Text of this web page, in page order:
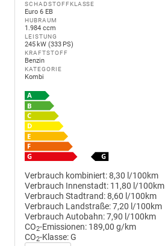
SCHADSTOFFKLASSE
Euro 6 EB
HUBRAUM
1.984 ccm
LEISTUNG
245 kW (333 PS)
KRAFTSTOFF
Benzin
KATEGORIE
Kombi
Verbrauch kombiniert:8,30 l/100km
Verbrauch Innenstadt: 11,80 l/100km
Verbrauch Stadtrand:8,60 l/100km
Verbrauch Landstraße:7,20 l/100km
Verbrauch Autobahn:7,90 l/100km
CO2-Emissionen: 189,00 g/km
CO2-Klasse:G